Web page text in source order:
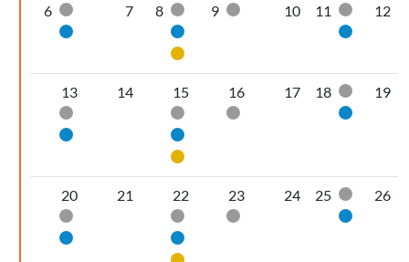
6
Secco non riciclabile
Carta
7 8
Secco non riciclabile
Carta
Plastica
9 Secco non riciclabile
10 11
Secco
Carta
12
13
Secco non riciclabile
Carta
14
15
Secco non riciclabile
Carta
Plastica
16
Secco non riciclabile
17 18
Secco
Carta
19
20
Secco non riciclabile
Carta
21
22
Secco non riciclabile
Carta
23
Secco non riciclabile
24 25
Secco
Carta
26